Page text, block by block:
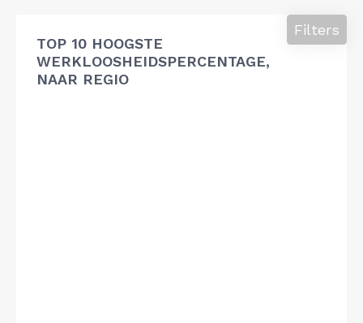
TOP 10 HOOGSTE
WERKLOOSHEIDSPERCENTAGE,
NAAR REGIO
Filters